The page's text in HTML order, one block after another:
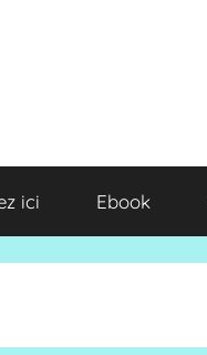
ici Ebook